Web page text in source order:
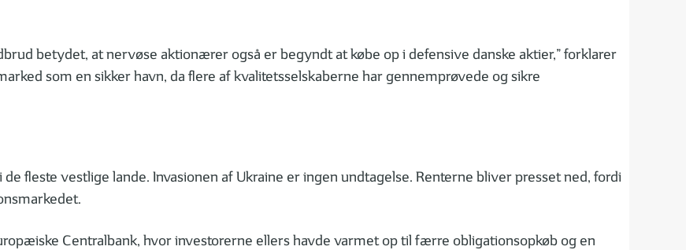
betydet, at nervøse aktionærer også er begyndt at købe op i defensive danske aktier,” forklarer
som en sikker havn, da flere af kvalitetsselskaberne har gennemprøvede og sikre
fleste vestlige lande. Invasionen af Ukraine er ingen undtagelse. Renterne bliver presset ned, fordi
Centralbank, hvor investorerne ellers havde varmet op til færre obligationsopkøb og en